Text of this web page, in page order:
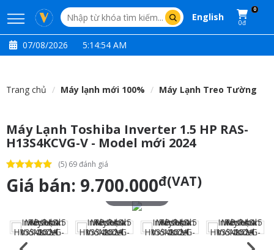
English
0
0đ
07/08/2026 5:14:55 AM
Trang chủ Máy lạnh mới 100% Máy Lạnh Treo Tường
Máy Lạnh Toshiba Inverter 1.5 HP RAS-
H13S4KCVG-V - Model mới 2024
(5) 69 đánh giá
Giá bán: 9.700.000đ(VAT)